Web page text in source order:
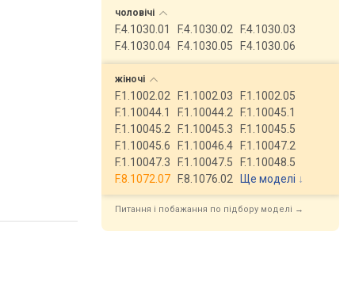
чоловічі
F.4.1030.01 F.4.1030.02
F.4.1030.03
F.4.1030.04
F.4.1030.05 F.4.1030.06
жіночі
F.1.1002.02 F.1.1002.03
F.1.1002.05
F.1.10044.1
F.1.10044.2
F.1.10045.1
F.1.10045.2
F.1.10045.3
F.1.10045.5
F.1.10045.6
F.1.10046.4
F.1.10047.2
F.1.10047.3
F.1.10047.5
F.1.10048.5
F.8.1072.07
F.8.1076.02 Ще моделі ↓
Питання і побажання по підбору моделі →